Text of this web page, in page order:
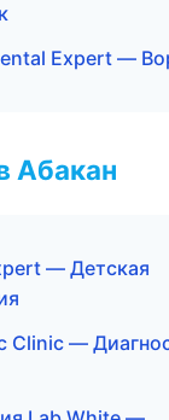
Expert —
Абакан
— Детская
Clinic —